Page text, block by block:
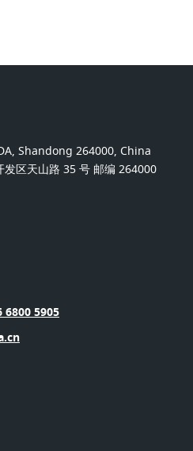
Shandong 264000, China
发区天山路 35 号 邮编 264000
6800 5905